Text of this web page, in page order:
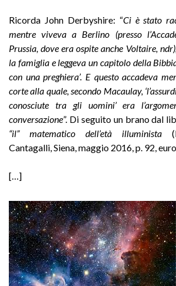
Ricorda John Derbyshire: “Ci è stato
mentre viveva a Berlino (presso
Prussia, dove era ospite anche Voltaire,
la famiglia e leggeva un capitolo della
con una preghiera’. E questo accadeva
corte alla quale, secondo Macaulay,
conosciute tra gli uomini’ era
conversazione”. Di seguito un brano dal
“il” matematico dell’età illuminista
Cantagalli, Siena, maggio 2016, p. 92,
[…]